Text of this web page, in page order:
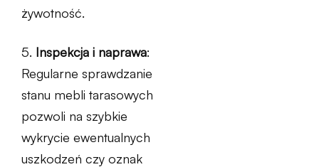
żywotność.
5. Inspekcja i naprawa:
Regularne sprawdzanie
stanu mebli tarasowych
pozwoli na szybkie
wykrycie ewentualnych
uszkodzeń czy oznak